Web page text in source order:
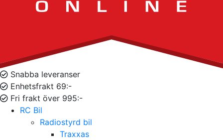
Snabba leveranser
Enhetsfrakt 69:-
Fri frakt över 995:-
RC Bil
Radiostyrd bil
Traxxas